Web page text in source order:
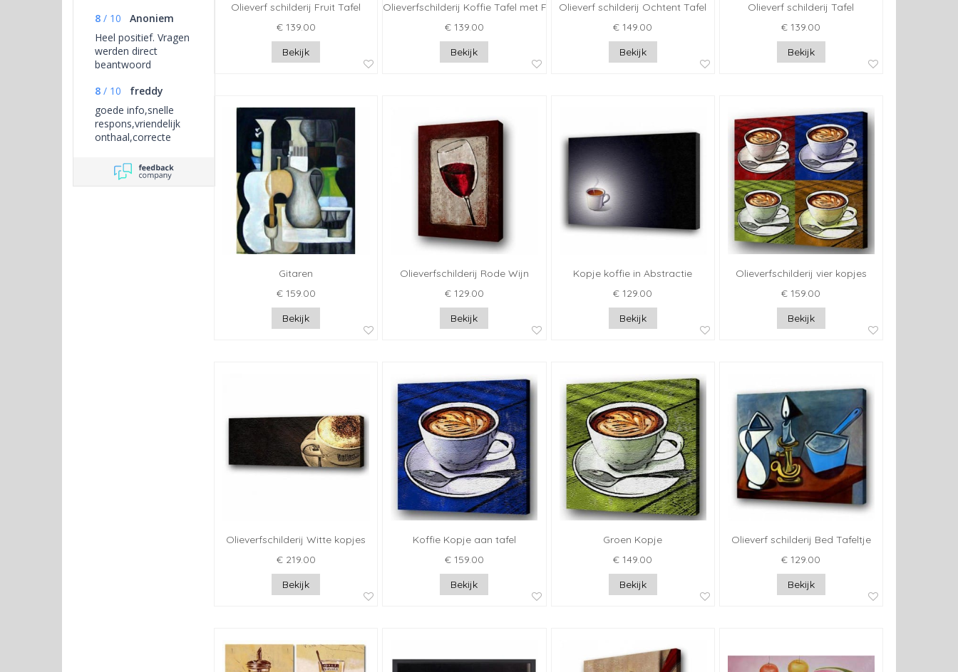
8 / 10
Anoniem
Heel positief. Vragen
werden direct
beantwoord
8 / 10
freddy
goede info,snelle
respons,vriendelijk
onthaal,correcte
leuke ervaring die
voor herhaling
vatbaar is
Olieverf schilderij Fruit Tafel
€ 139.00
Bekijk
Olieverfschilderij Koffie Tafel met Fruit
€ 139.00
Bekijk
Olieverf schilderij Ochtent Tafel
€ 149.00
Bekijk
Olieverf schilderij Tafel
€ 139.00
Bekijk
Gitaren
€ 159.00
Bekijk
Olieverfschilderij Rode Wijn
€ 129.00
Bekijk
Kopje koffie in Abstractie
€ 129.00
Bekijk
Olieverfschilderij vier kopjes
€ 159.00
Bekijk
Olieverfschilderij Witte kopjes
€ 219.00
Bekijk
Koffie Kopje aan tafel
€ 159.00
Bekijk
Groen Kopje
€ 149.00
Bekijk
Olieverf schilderij Bed Tafeltje
€ 129.00
Bekijk